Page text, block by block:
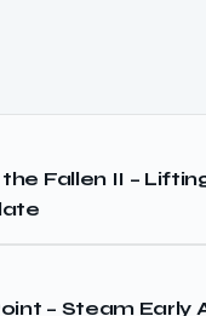
Fallen II –
– Steam Early